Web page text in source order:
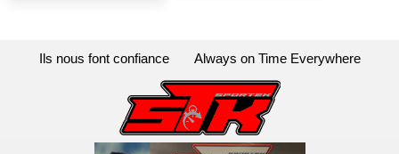
Ils nous font confiance Always on Time Everywhere